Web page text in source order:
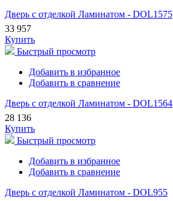
Дверь с отделкой Ламинатом - DOL1575
33 957
Купить
Быстрый просмотр
Добавить в избранное
Добавить в сравнение
Дверь с отделкой Ламинатом - DOL1564
28 136
Купить
Быстрый просмотр
Добавить в избранное
Добавить в сравнение
Дверь с отделкой Ламинатом - DOL955